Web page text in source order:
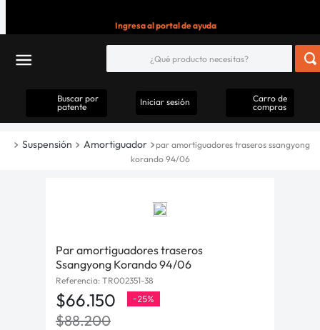
Ingresa al portal de ayuda
Buscar por
patente
Iniciar sesión
Carro de
compras
Suspensión Amortiguador
par amortiguadores traseros ssangyong
korando 94/06
Par amortiguadores traseros
Ssangyong Korando 94/06
Referencia: TR002351-38
$66.150 -25%
$88.200